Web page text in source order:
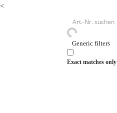
<
Generic filters
Exact matches only